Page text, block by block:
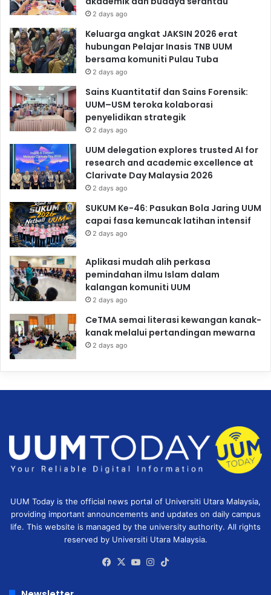
2 days ago
Keluarga angkat JAKSIN 2026 erat
hubungan Pelajar Inasis TNB UUM
bersama komuniti Pulau Tuba
2 days ago
Sains Kuantitatif dan Sains Forensik:
UUM–USM teroka kolaborasi
penyelidikan strategik
2 days ago
UUM delegation explores trusted AI for
research and academic excellence at
Clarivate Day Malaysia 2026
2 days ago
SUKUM Ke-46: Pasukan Bola Jaring UUM
capai fasa kemuncak latihan intensif
2 days ago
Aplikasi mudah alih perkasa
pemindahan ilmu Islam dalam
kalangan komuniti UUM
2 days ago
CeTMA semai literasi kewangan kanak-
kanak melalui pertandingan mewarna
2 days ago
UUM Today is the official news portal of Universiti Utara Malaysia,
providing important announcements and updates on daily campus
life. This website is managed by the university authority. All rights
reserved by Universiti Utara Malaysia.
Facebook
X YouTubeInstagram